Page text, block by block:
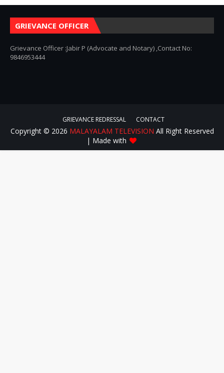
GRIEVANCE OFFICER
Grievance Officer :Jabir P (Advocate and Notary) ,Contact No:
9846953444
GRIEVANCE REDRESSAL CONTACT
Copyright © 2026 MALAYALAM TELEVISION All Right Reserved
| Made with